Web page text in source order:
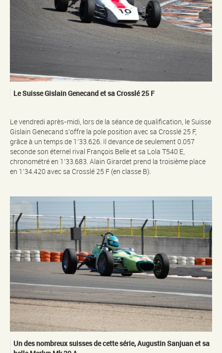
Le Suisse Gislain Genecand et sa Crosslé 25 F
Le vendredi après-midi, lors de la séance de qualification, le Suisse
Gislain Genecand s’offre la pole position avec sa Crosslé 25 F,
grâce à un temps de 1’33.626. Il devance de seulement 0.057
seconde son éternel rival François Belle et sa Lola T540 E,
chronométré en 1’33.683. Alain Girardet prend la troisième place
en 1’34.420 avec sa Crosslé 25 F (en classe B).
Un des nombreux suisses de cette série, Augustin Sanjuan et sa